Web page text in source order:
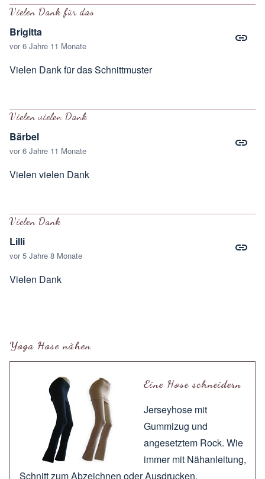
Vielen Dank für das
Brigitta
vor 6 Jahre 11 Monate
Vielen Dank für das Schnittmuster
Vielen vielen Dank
Bärbel
vor 6 Jahre 11 Monate
Vielen vielen Dank
Vielen Dank
Lilli
vor 5 Jahre 8 Monate
Vielen Dank
Yoga Hose nähen
Eine Hose schneidern
Jerseyhose mit
Gummizug und
angesetztem Rock. Wie
immer mit Nähanleitung,
Schnitt zumAbzeichnen oderAusdrucken.